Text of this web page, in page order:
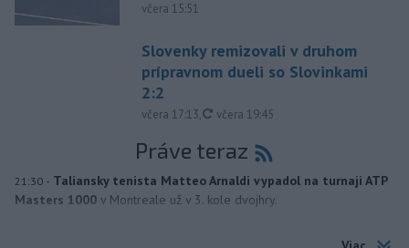
včera 15:51
Slovenky remizovali v druhom
prípravnom dueli so Slovinkami
2:2
včera 17:13, aktualizované
včera 19:45
Práve teraz
21:30 - Taliansky tenista Matteo Arnaldi vypadol na turnaji ATP
Masters 1000 v Montreale už v 3. kole dvojhry.